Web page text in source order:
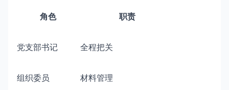
角色
职责
党支部书记 全程把关
组织委员 材料管理